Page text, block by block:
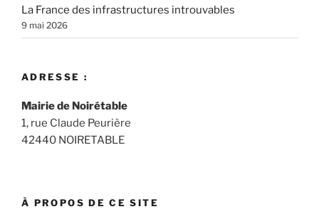
La France des infrastructures introuvables
9 mai 2026
ADRESSE :
Mairie de Noirétable
1, rue Claude Peurière
42440 NOIRETABLE
À PROPOS DE CE SITE